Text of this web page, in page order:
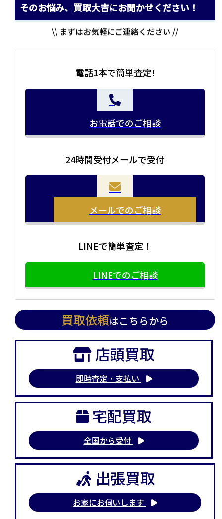
そのお悩み、買取大吉にお聞かせください！
\\ まずはお気軽にご連絡ください //
電話1本で簡単査定!
お電話でのご相談
24時間受付メールで受付
メールでのご相談
LINEで簡単査定！
LINEでのご相談
買取依頼はこちらから
店頭買取
即時査定・支払い
宅配買取
全国から受付
出張買取
お家にお伺いします